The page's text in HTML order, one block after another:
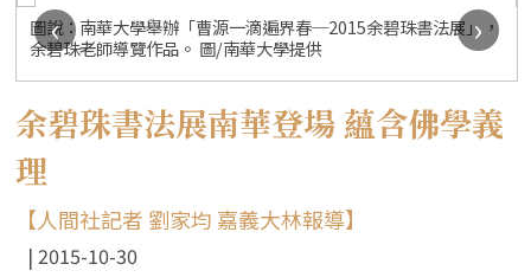
圖說：南華大學舉辦「曹源一滴遍界春─2015余碧珠書法展」，
余碧珠老師導覽作品。 圖/南華大學提供
‹ ›
余碧珠書法展南華登場 蘊含佛學義
理
【人間社記者 劉家均 嘉義大林報導】
2015-10-30